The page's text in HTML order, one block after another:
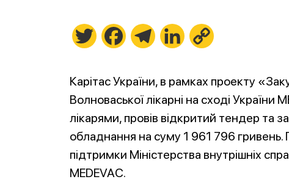
Twitter FacebookTelegramLinkedIn
Карітас України, в рамках проекту
Волноваської лікарні на сході України
лікарями, провів відкритий тендер та
обладнання на суму 1 961 796 гривень.
підтримки Міністерства внутрішніх
MEDEVAC.